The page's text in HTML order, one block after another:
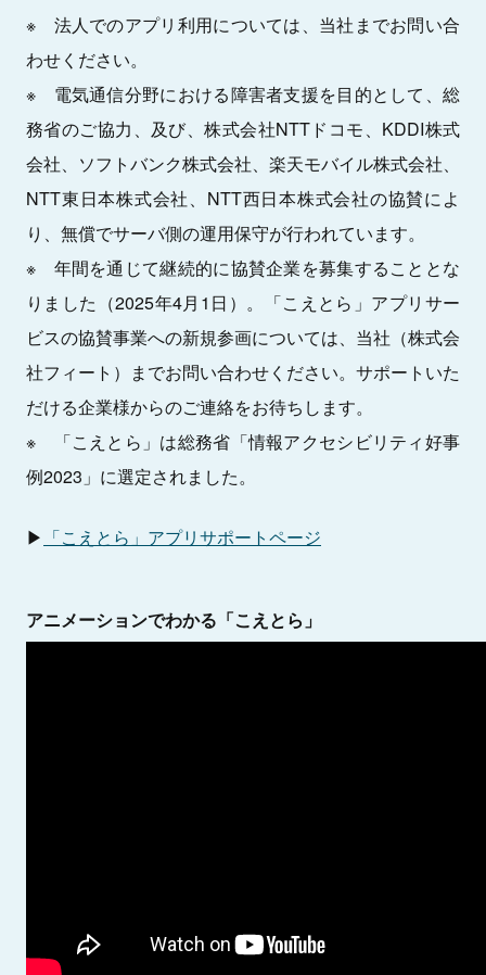
※ 法人でのアプリ利用については、当社までお問い合
わせください。
※ 電気通信分野における障害者支援を目的として、総
務省のご協力、及び、株式会社NTTドコモ、KDDI株式
会社、ソフトバンク株式会社、楽天モバイル株式会社、
NTT東日本株式会社、NTT西日本株式会社の協賛によ
り、無償でサーバ側の運用保守が行われています。
※ 年間を通じて継続的に協賛企業を募集することとな
りました（2025年4月1日）。「こえとら」アプリサー
ビスの協賛事業への新規参画については、当社（株式会
社フィート）までお問い合わせください。サポートいた
だける企業様からのご連絡をお待ちします。
※ 「こえとら」は総務省「情報アクセシビリティ好事
例2023」に選定されました。
▶ 「こえとら」アプリサポートページ
アニメーションでわかる「こえとら」